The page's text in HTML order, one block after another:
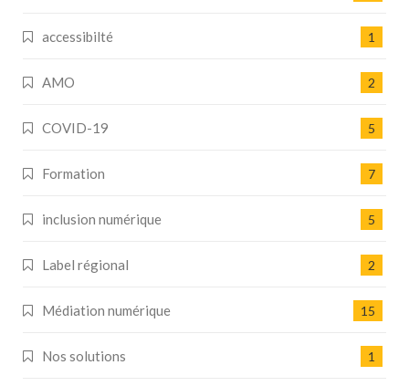
accessibilté 1
AMO 2
COVID-19 5
Formation 7
inclusion numérique 5
Label régional 2
Médiation numérique 15
Nos solutions 1